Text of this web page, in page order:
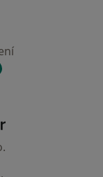
Hlavní stránka